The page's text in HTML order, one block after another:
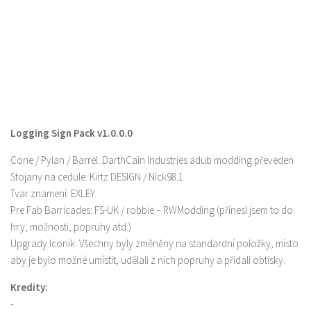
Logging Sign Pack v1.0.0.0
Cone / Pylan / Barrel: DarthCain Industries adub modding převeden
Stojany na cedule: Kirtz DESIGN / Nick98.1
Tvar znamení: EXLEY
Pre Fab Barricades: FS-UK / robbie – RWModding (přinesl jsem to do
hry, možnosti, popruhy atd.)
Upgrady Iconik: Všechny byly změněny na standardní položky, místo
aby je bylo možné umístit, udělali z nich popruhy a přidali obtisky.
Kredity:
-